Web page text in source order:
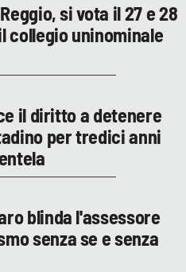
si vota il 27 e 28
collegio uninominale
il diritto a detenere
per tredici anni
blinda l'assessore
senza se e senza